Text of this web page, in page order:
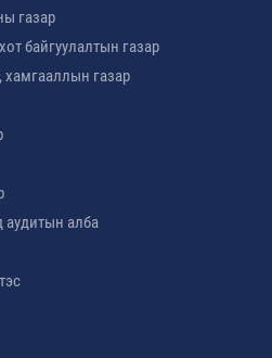
газар
байгуулалтын газар
хамгааллын газар
аудитын алба